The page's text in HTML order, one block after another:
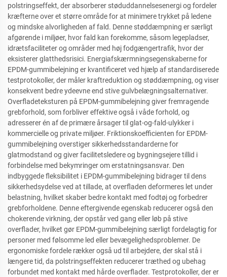
polstringseffekt, der absorberer støduddannelsesenergi og fordeler
kræfterne over et større område for at minimere trykket på ledene
og mindske alvorligheden af fald. Denne støddæmpning er særligt
afgørende i miljøer, hvor fald kan forekomme, såsom legepladser,
idrætsfaciliteter og områder med høj fodgængertrafik, hvor der
eksisterer glatthedsrisici. Energiafskærmningsegenskaberne for
EPDM-gummibelejning er kvantificeret ved hjælp af standardiserede
testprotokoller, der måler kraftreduktion og støddæmpning, og viser
konsekvent bedre ydeevne end stive gulvbelægningsalternativer.
Overfladeteksturen på EPDM-gummibelejning giver fremragende
grebforhold, som forbliver effektive også i våde forhold, og
adresserer én af de primære årsager til glat-og-fald-ulykker i
kommercielle og private miljøer. Friktionskoefficienten for EPDM-
gummibelejning overstiger sikkerhedsstandarderne for
glatmodstand og giver facilitetsledere og bygningsejere tillid i
forbindelse med bekymringer om erstatningsansvar. Den
indbyggede fleksibilitet i EPDM-gummibelejning bidrager til dens
sikkerhedsydelse ved at tillade, at overfladen deformeres let under
belastning, hvilket skaber bedre kontakt med fodtøj og forbedrer
grebforholdene. Denne eftergivende egenskab reducerer også den
chokerende virkning, der opstår ved gang eller løb på stive
overflader, hvilket gør EPDM-gummibelejning særligt fordelagtig for
personer med følsomme led eller bevægelighedsproblemer. De
ergonomiske fordele rækker også ud til arbejdere, der skal stå i
længere tid, da polstringseffekten reducerer træthed og ubehag
forbundet med kontakt med hårde overflader. Testprotokoller, der er